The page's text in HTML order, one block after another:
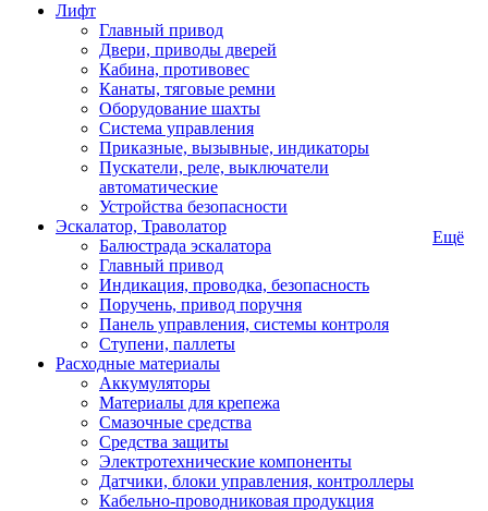
Лифт
Главный привод
Двери, приводы дверей
Кабина, противовес
Канаты, тяговые ремни
Оборудование шахты
Система управления
Приказные, вызывные, индикаторы
Пускатели, реле, выключатели
автоматические
Устройства безопасности
Эскалатор, Траволатор
Балюстрада эскалатора
Главный привод
Индикация, проводка, безопасность
Поручень, привод поручня
Панель управления, системы контроля
Ступени, паллеты
Расходные материалы
Аккумуляторы
Материалы для крепежа
Смазочные средства
Средства защиты
Электротехнические компоненты
Датчики, блоки управления, контроллеры
Кабельно-проводниковая продукция
Ещё